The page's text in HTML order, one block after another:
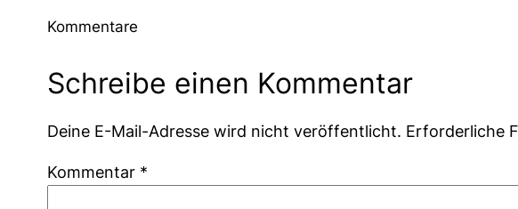
Kommentare
Schreibe einen Kommentar
Deine E-Mail-Adresse wird nicht veröffentlicht. Erforderliche
Kommentar *